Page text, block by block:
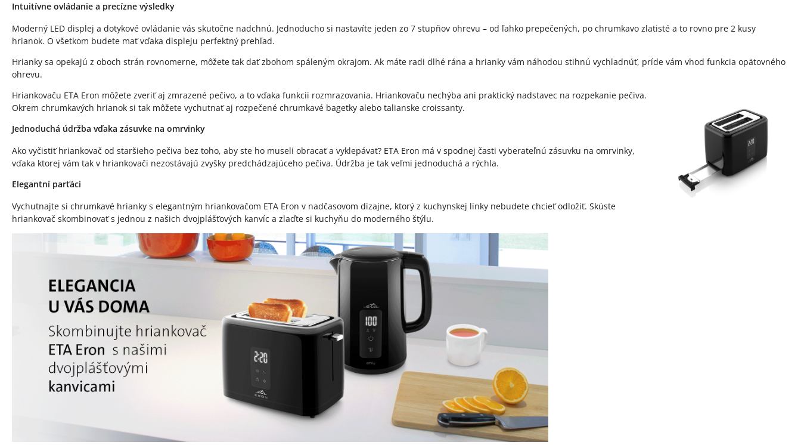
Intuitívne ovládanie a precízne výsledky
Moderný LED displej a dotykové ovládanie vás skutočne nadchnú. Jednoducho si nastavíte jeden zo 7 stupňov ohrevu – od ľahko prepečených, po chrumkavo zlatisté a to rovno pre 2 kusy
hrianok. O všetkom budete mať vďaka displeju perfektný prehľad.
Hrianky sa opekajú z oboch strán rovnomerne, môžete tak dať zbohom spáleným okrajom. Ak máte radi dlhé rána a hrianky vám náhodou stihnú vychladnúť, príde vám vhod funkcia opätovného
ohrevu.
Hriankovaču ETA Eron môžete zveriť aj zmrazené pečivo, a to vďaka funkcii rozmrazovania. Hriankovaču nechýba ani praktický nadstavec na rozpekanie pečiva.
Okrem chrumkavých hrianok si tak môžete vychutnať aj rozpečené chrumkavé bagetky alebo talianske croissanty.
Jednoduchá údržba vďaka zásuvke na omrvinky
Ako vyčistiť hriankovač od staršieho pečiva bez toho, aby ste ho museli obracať a vyklepávať? ETA Eron má v spodnej časti vyberateľnú zásuvku na omrvinky,
vďaka ktorej vám tak v hriankovači nezostávajú zvyšky predchádzajúceho pečiva. Údržba je tak veľmi jednoduchá a rýchla.
Elegantní parťáci
Vychutnajte si chrumkavé hrianky s elegantným hriankovačom ETA Eron v nadčasovom dizajne, ktorý z kuchynskej linky nebudete chcieť odložiť. Skúste
hriankovač skombinovať s jednou z našich dvojplášťových kanvíc a zlaďte si kuchyňu do moderného štýlu.